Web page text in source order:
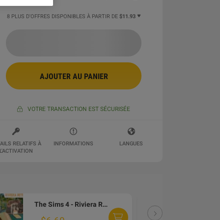
8 PLUS D'OFFRES DISPONIBLES À PARTIR DE $11.93
AJOUTER AU PANIER
VOTRE TRANSACTION EST SÉCURISÉE
RELATIFS À
L'ACTIVATION
INFORMATIONS LANGUES
The Sims 4 - Riviera Retreat Kit DLC PC EA App CD Key